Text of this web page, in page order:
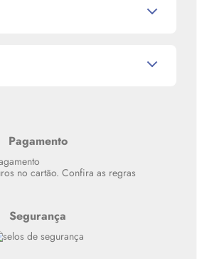
Pagamento
no cartão. Confira as regras
Segurança